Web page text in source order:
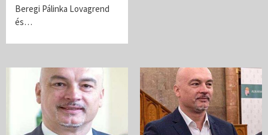
Beregi Pálinka Lovagrend
és…